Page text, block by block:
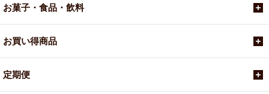
お菓子・食品・飲料
お買い得商品
定期便